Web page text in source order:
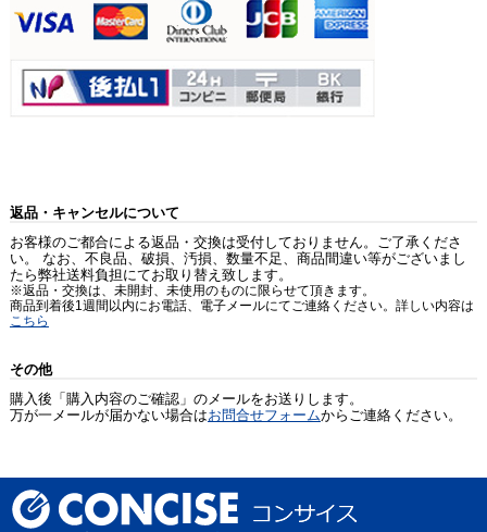
返品・キャンセルについて
お客様のご都合による返品・交換は受付しておりません。ご了承くださ
い。 なお、不良品、破損、汚損、数量不足、商品間違い等がございまし
たら弊社送料負担にてお取り替え致します。
※返品・交換は、未開封、未使用のものに限らせて頂きます。
商品到着後1週間以内にお電話、電子メールにてご連絡ください。詳しい内容は
こちら
その他
購入後「購入内容のご確認」のメールをお送りします。
万が一メールが届かない場合はお問合せフォームからご連絡ください。